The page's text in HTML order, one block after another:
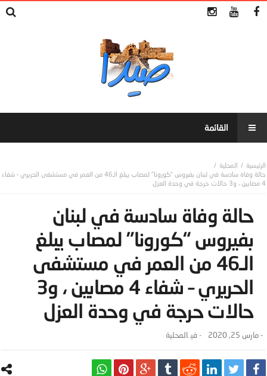
المحلية
حالة وفاة سادسة في لبنان بفيروس “كورونا” لمصاب يبلغ الـ46 من العمر في مستشفى الحريري – شفاء
4 مصابين ، و3 حالات حرجة في وحدة العزل
حالة وفاة سادسة في لبنان
بفيروس “كورونا” لمصاب يبلغ
الـ46 من العمر في مستشفى
الحريري – شفاء 4 مصابين ، و3
حالات حرجة في وحدة العزل
-مارس 25, 2020 - ‎في المحلية